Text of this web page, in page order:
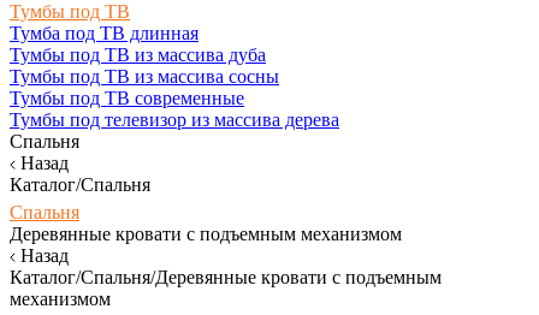
Тумбы под ТВ
Тумба под ТВ длинная
Тумбы под ТВ из массива дуба
Тумбы под ТВ из массива сосны
Тумбы под ТВ современные
Тумбы под телевизор из массива дерева
Спальня
Назад
Каталог/Спальня
Спальня
Деревянные кровати с подъемным механизмом
Назад
Каталог/Спальня/Деревянные кровати с подъемным
механизмом